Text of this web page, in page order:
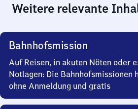
Weitere relevante
Bahnhofsmission
Auf Reisen, in akuten Nöten oder
Notlagen: Die Bahnhofsmissionen
ohne Anmeldung und gratis